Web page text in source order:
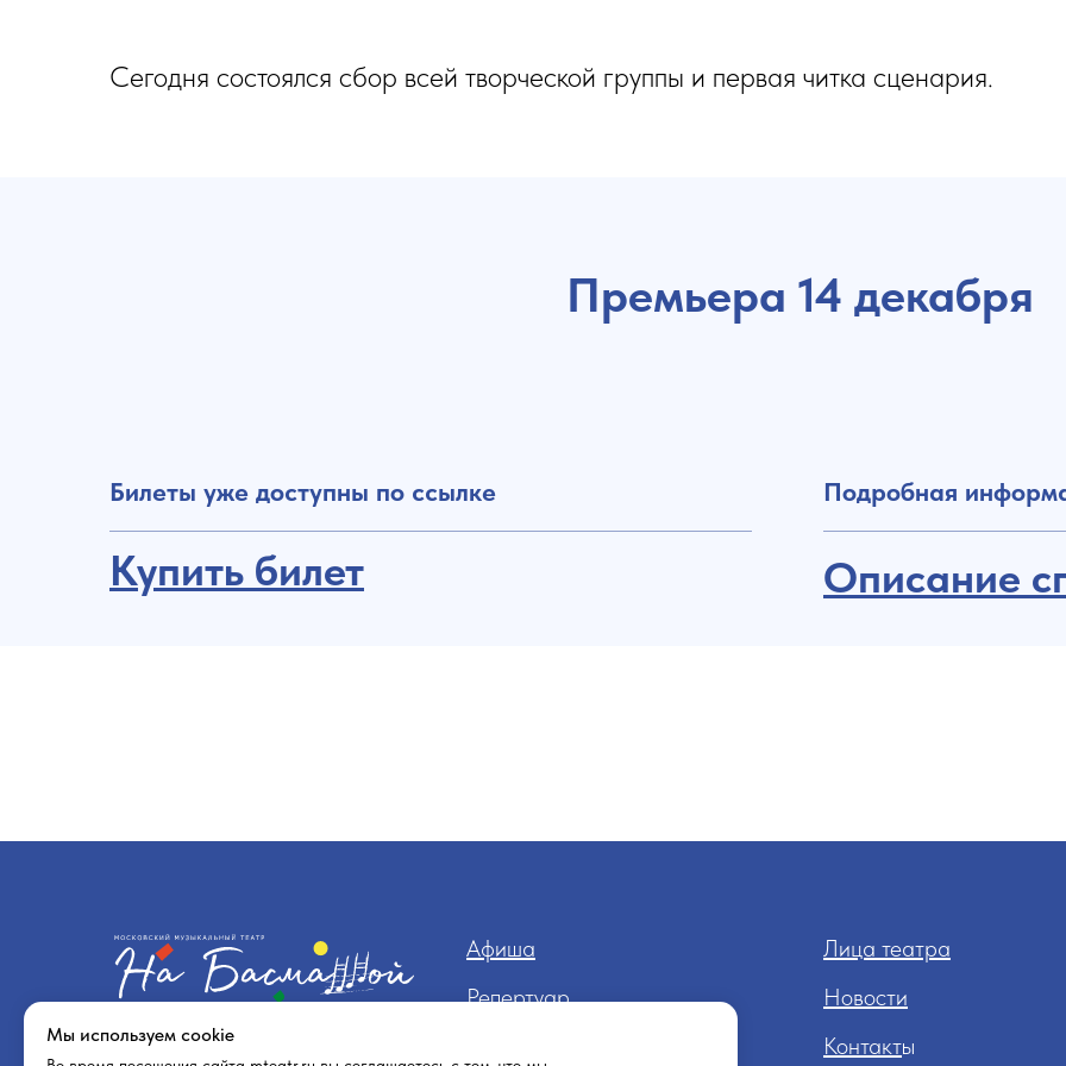
Сегодня состоялся сбор всей творческой группы и первая читка сценария.
Премьера 14 декабря
Билеты уже доступны по ссылке
Купить билет
Подробная
Описание
Мы используем cookie
Афиша
Репертуар
Лица театра
Новости
Контакты